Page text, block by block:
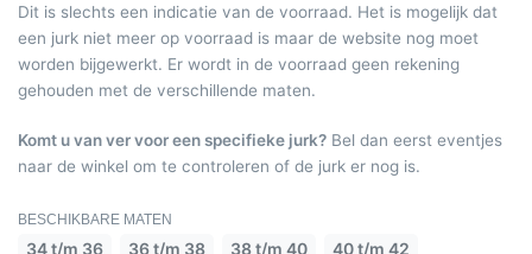
Dit is slechts een indicatie van de voorraad. Het is mogelijk dat
een jurk niet meer op voorraad is maar de website nog moet
worden bijgewerkt. Er wordt in de voorraad geen rekening
gehouden met de verschillende maten.
Komt u van ver voor een specifieke jurk? Bel dan eerst eventjes
naar de winkel om te controleren of de jurk er nog is.
BESCHIKBARE MATEN
34 t/m 36 36 t/m 38 38 t/m 40
40 t/m 42